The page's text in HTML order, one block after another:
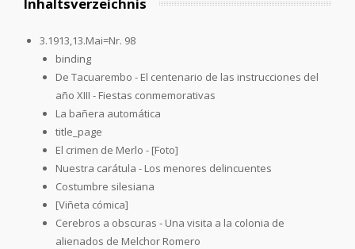
3.1913,13.Mai=Nr. 98
binding
De Tacuarembo - El centenario de las instrucciones del
año XIII - Fiestas conmemorativas
La bañera automática
title_page
El crimen de Merlo - [Foto]
Nuestra carátula - Los menores delincuentes
Costumbre silesiana
[Viñeta cómica]
Cerebros a obscuras - Una visita a la colonia de
alienados de Melchor Romero